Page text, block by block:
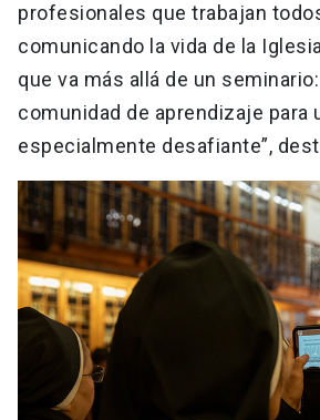
profesionales que trabajan
comunicando la vida de la
que va más allá de un
comunidad de aprendizaje para
especialmente desafiante”,